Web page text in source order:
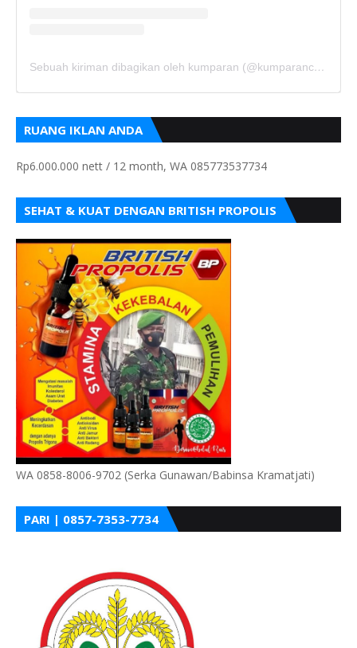
Sebuah kiriman dibagikan oleh kumparan (@kumparancom)
RUANG IKLAN ANDA
Rp6.000.000 nett / 12 month, WA 085773537734
SEHAT & KUAT DENGAN BRITISH PROPOLIS
WA 0858-8006-9702 (Serka Gunawan/Babinsa Kramatjati)
PARI | 0857-7353-7734